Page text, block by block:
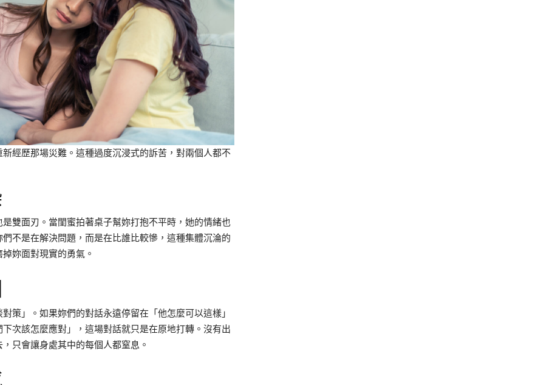
經歷那場災難。這種過度沉浸式的訴苦，對兩個人都不
雙面刃。當閨蜜拍著桌子幫妳打抱不平時，她的情緒也
不是在解決問題，而是在比誰比較慘，這種集體沉淪的
妳面對現實的勇氣。
策」。如果妳們的對話永遠停留在「他怎麼可以這樣」
次該怎麼應對」，這場對話就只是在原地打轉。沒有出
只會讓身處其中的每個人都窒息。